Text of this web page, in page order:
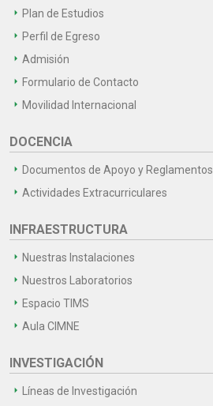
Plan de Estudios
Perfil de Egreso
Admisión
Formulario de Contacto
Movilidad Internacional
DOCENCIA
Documentos de Apoyo y Reglamentos
Actividades Extracurriculares
INFRAESTRUCTURA
Nuestras Instalaciones
Nuestros Laboratorios
Espacio TIMS
Aula CIMNE
INVESTIGACIÓN
Líneas de Investigación